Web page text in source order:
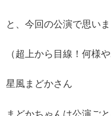
と、今回の公演で思いま
（超上から目線！何様や
星風まどかさん
まどかちゃんは公演ご